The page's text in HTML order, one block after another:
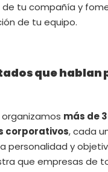
de tu compañía y
de tu equipo.
que hablan
organizamos más de
corporativos, cada
personalidad y
que empresas de